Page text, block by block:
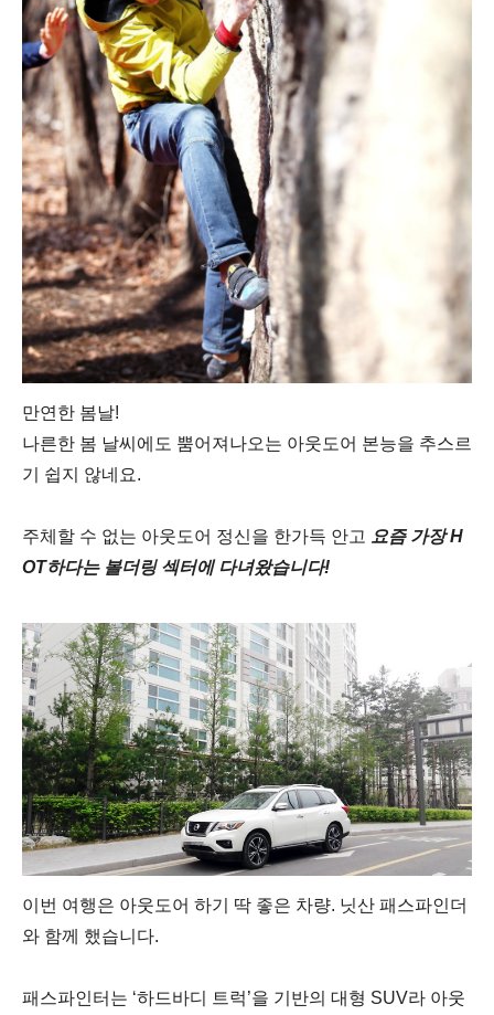
만연한 봄날!
나른한 봄 날씨에도 뿜어져나오는 아웃도어 본능을 추스르
기 쉽지 않네요.
주체할 수 없는 아웃도어 정신을 한가득 안고 요즘 가장 H
OT하다는 볼더링 섹터에 다녀왔습니다!
이번 여행은 아웃도어 하기 딱 좋은 차량. 닛산 패스파인더
와 함께 했습니다.
패스파인터는 ‘하드바디 트럭’을 기반의 대형 SUV라 아웃